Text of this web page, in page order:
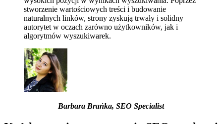
stworzenie wartościowych treści i budowanie
naturalnych linków, strony zyskują trwały i solidny
autorytet w oczach zarówno użytkowników, jak i
algorytmów wyszukiwarek.
Barbara Brańka, SEO Specialist